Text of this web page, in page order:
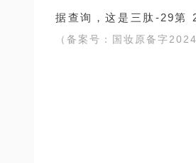
据查询，这是三肽-29第
（备案号：国妆原备字